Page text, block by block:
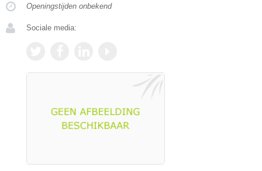
Openingstijden onbekend
Sociale media: